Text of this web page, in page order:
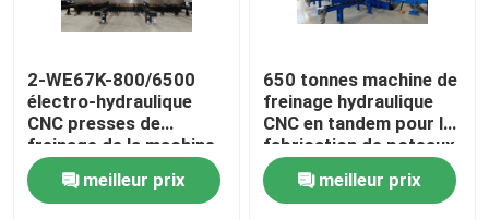
Bobine en acier fendant la ligne
Machine de soudure robotique
équipement de galvanisation d'immersion chaude
2-WE67K-800/6500
électro-hydraulique
CNC presses de
freinage de la machine
de pliage
meilleur prix
650 tonnes machine de
freinage hydraulique
CNC en tandem pour la
fabrication de poteaux
légers et de mâts hauts
meilleur prix